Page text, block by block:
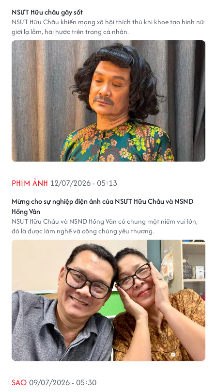
NSƯT Hữu châu gây sốt
NSƯT Hữu Châu khiến mạng xã hội thích thú khi khoe tạo hình nữ
giới lạ lẫm, hài hước trên trang cá nhân.
Mừng cho sự nghiệp điện ảnh của NSƯT Hữu Châu và NSND
Hồng Vân
PHIM ẢNH 12/07/2026 - 05:13
NSƯT Hữu Châu và NSND Hồng Vân có chung một niềm vui lớn,
đó là được làm nghề và công chúng yêu thương.
SAO 09/07/2026 - 05:30